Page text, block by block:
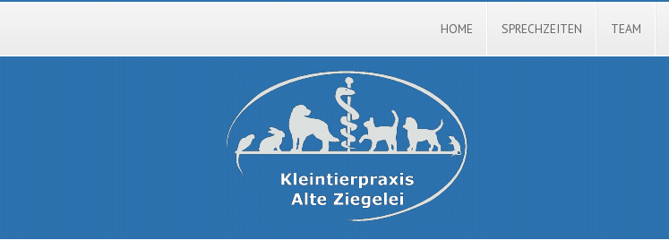
HOME SPRECHZEITEN TEAM